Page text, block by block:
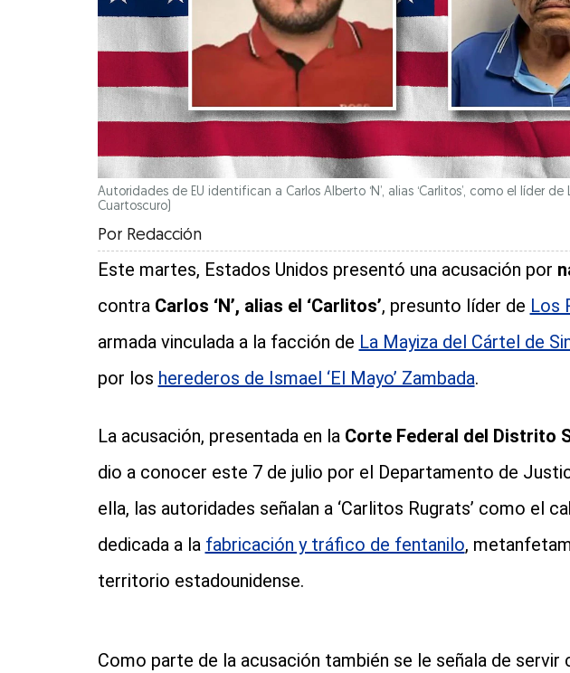
Autoridades de EU identifican a Carlos Alberto ‘N’, alias ‘Carlitos’, como el líder de
Cuartoscuro)
Por Redacción
Este martes, Estados Unidos presentó una acusación por
contra Carlos ‘N’, alias el ‘Carlitos’, presunto líder de Los
armada vinculada a la facción de La Mayiza del Cártel de
por los herederos de Ismael ‘El Mayo’ Zambada.
La acusación, presentada en laCorte Federal del Distrito
dio a conocer este 7 de julio por el Departamento de
ella, las autoridades señalan a ‘Carlitos Rugrats’ como el
dedicada a la fabricación y tráfico de fentanilo,
territorio estadounidense.
Como parte de la acusación también se le señala de servir